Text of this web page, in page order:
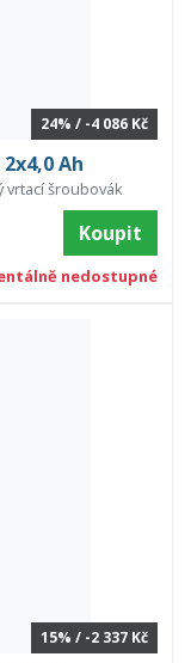
24% / -4 086 Kč
Ah
vrtací šroubovák
Koupit
nedostupné
15% / -2 337 Kč